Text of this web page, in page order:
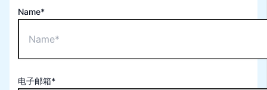
Name*
电子邮箱*